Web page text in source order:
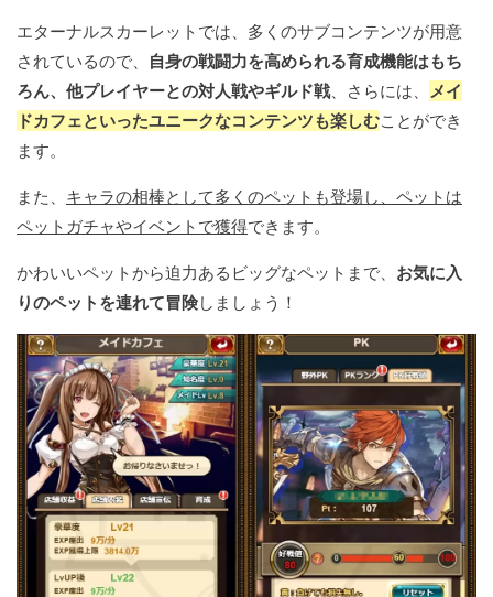
エターナルスカーレットでは、多くのサブコンテンツが用意
されているので、
自身の戦闘力を高められる育成機能はもち
ろん、他プレイヤーとの対人戦やギルド戦、さらには、
メイ
ドカフェといったユニークなコンテンツも楽しむことができ
ます。
また、 キャラの相棒として多くのペットも登場し、ペットは
ペットガチャやイベントで獲得できます。
かわいいペットから迫力あるビッグなペットまで、 お気に入
りのペットを連れて冒険しましょう！